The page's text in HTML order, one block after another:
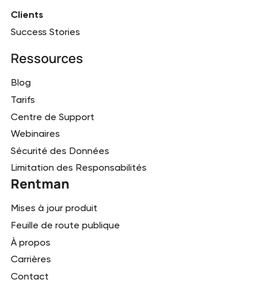
Clients
Success Stories
Ressources
Blog
Tarifs
Centre de Support
Webinaires
Sécurité des Données
Limitation des Responsabilités
Rentman
Mises à jour produit
Feuille de route publique
À propos
Carrières
Contact